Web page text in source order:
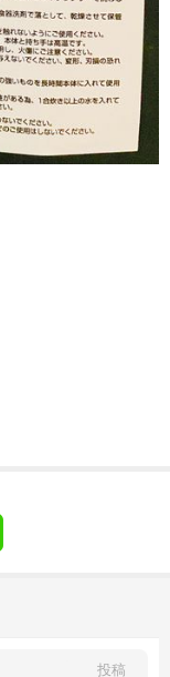
投稿